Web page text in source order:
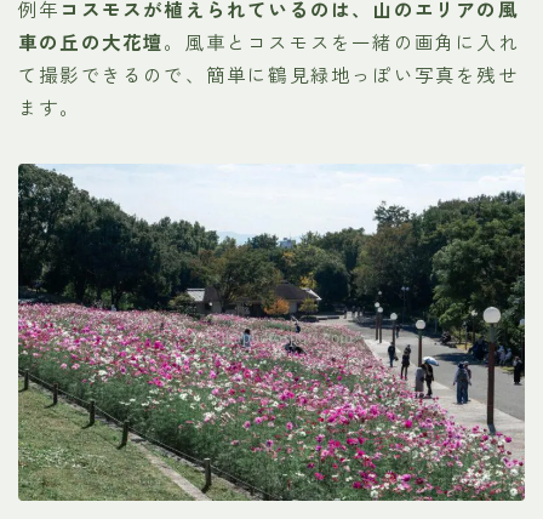
例年 コスモスが植えられているのは、山のエリアの風
車の丘の大花壇。風車とコスモスを一緒の画角に入れ
て撮影できるので、簡単に鶴見緑地っぽい写真を残せ
ます。